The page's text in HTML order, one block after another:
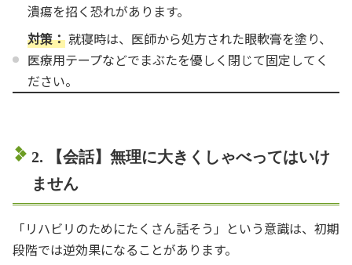
潰瘍を招く恐れがあります。
対策：就寝時は、医師から処方された眼軟膏を塗り、
医療用テープなどでまぶたを優しく閉じて固定してく
ださい。
2. 【会話】無理に大きくしゃべってはいけ
ません
「リハビリのためにたくさん話そう」という意識は、初期
段階では逆効果になることがあります。